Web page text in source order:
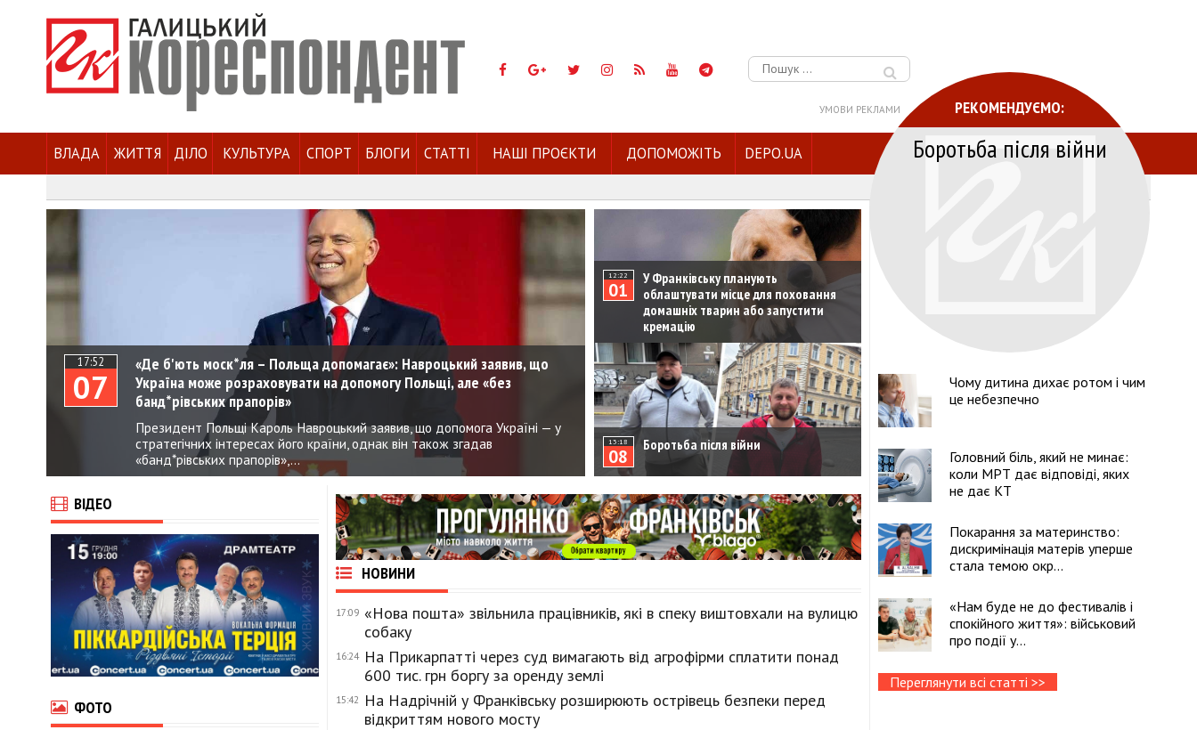
Пошук:
УМОВИ РЕКЛАМИ
ВЛАДА ЖИТТЯ ДІЛО КУЛЬТУРА СПОРТ БЛОГИ СТАТТІ НАШІ ПРОЄКТИ ДОПОМОЖІТЬ DEPO.UA
17:52
07
«Де б'ють моск*ля – Польща допомагає»: Навроцький заявив, що
Україна може розраховувати на допомогу Польщі, але «без
банд*рівських прапорів»
Президент Польщі Кароль Навроцький заявив, що допомога Україні — у
стратегічних інтересах його країни, однак він також згадав
«банд*рівських прапорів»,...
12:22
01
У Франківську планують
облаштувати місце для поховання
домашніх тварин або запустити
кремацію
13:18
08
Боротьба після війни
ВІДЕО
ФОТО
НОВИНИ
17:09 «Нова пошта» звільнила працівників, які в спеку виштовхали на вулицю
собаку
16:24 На Прикарпатті через суд вимагають від агрофірми сплатити понад
600 тис. грн боргу за оренду землі
15:42
На Надрічній у Франківську розширюють острівець безпеки перед
відкриттям нового мосту
РЕКОМЕНДУЄМО:
Боротьба після війни
Чому дитина дихає ротом і чим
це небезпечно
Головний біль, який не минає:
коли МРТ дає відповіді, яких
не дає КТ
Покарання за материнство:
дискримінація матерів уперше
стала темою окр...
«Нам буде не до фестивалів і
спокійного життя»: військовий
про події у...
Переглянути всі статті >>